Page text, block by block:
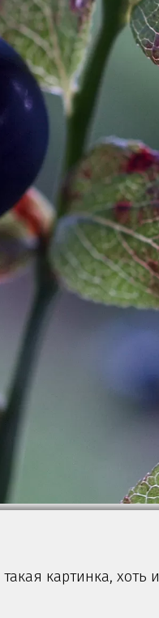
картинка, хоть и